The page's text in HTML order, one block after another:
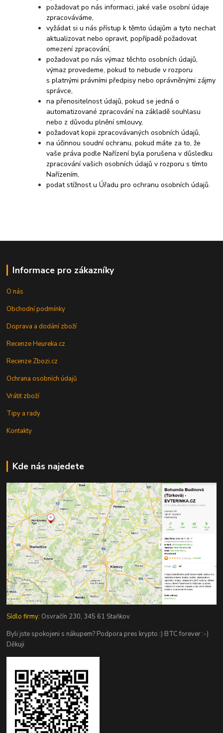
požadovat po nás informaci, jaké vaše osobní údaje
zpracováváme,
vyžádat si u nás přístup k těmto údajům a tyto nechat
aktualizovat nebo opravit, popřípadě požadovat
omezení zpracování,
požadovat po nás výmaz těchto osobních údajů,
výmaz provedeme, pokud to nebude v rozporu
s platnými právními předpisy nebo oprávněnými zájmy
správce,
na přenositelnost údajů, pokud se jedná o
automatizované zpracování na základě souhlasu
nebo z důvodu plnění smlouvy,
požadovat kopii zpracovávaných osobních údajů,
na účinnou soudní ochranu, pokud máte za to, že
vaše práva podle Nařízení byla porušena v důsledku
zpracování vašich osobních údajů v rozporu s tímto
Nařízením,
podat stížnost u Úřadu pro ochranu osobních údajů.
Informace pro zákazníky
O nás
Obchodní podmínky
Doprava a dodání zboží
Recenze Heureka.cz
Recenze Zbozi.cz
Ochrana osobních údajů
Vrátit zboží
Tipy a rady
Kontakty
Kde nás najedete
Sídlo firmy: Osvračín 230, 345 61 Staňkov
Byli jste spokojeni s nákupem? Podpora pres krypto :) BTC forever :-)
Děkuji